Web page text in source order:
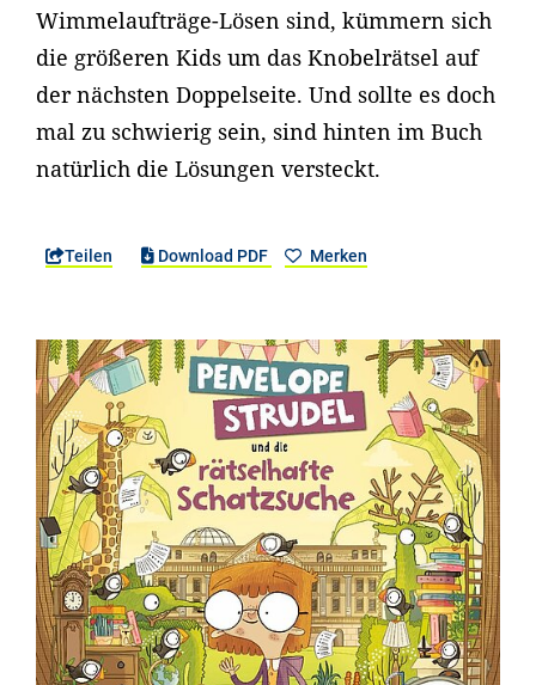
Wimmelaufträge-Lösen sind, kümmern sich
die größeren Kids um das Knobelrätsel auf
der nächsten Doppelseite. Und sollte es doch
mal zu schwierig sein, sind hinten im Buch
natürlich die Lösungen versteckt.
Teilen Download PDF Merken